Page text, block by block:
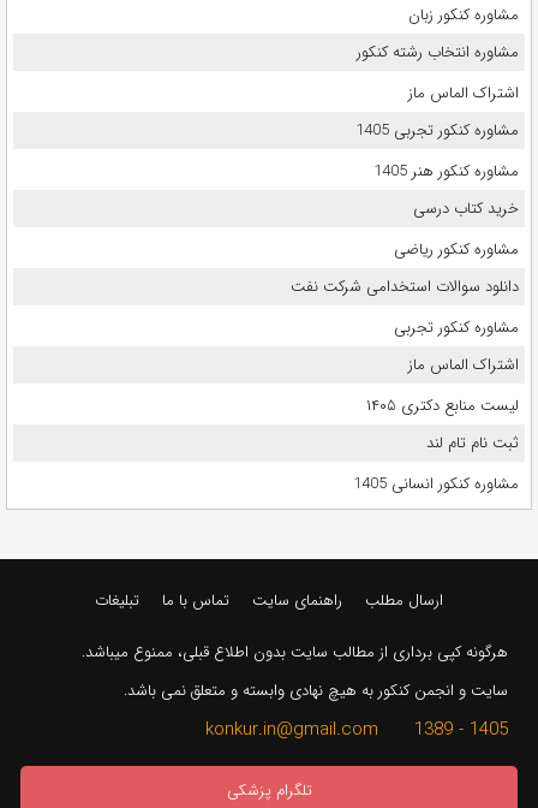
مشاوره کنکور زبان
مشاوره انتخاب رشته کنکور
اشتراک الماس ماز
مشاوره کنکور تجربی 1405
مشاوره کنکور هنر 1405
خرید کتاب درسی
مشاوره کنکور ریاضی
دانلود سوالات استخدامی شرکت نفت
مشاوره کنکور تجربی
اشتراک الماس ماز
لیست منابع دکتری ۱۴۰۵
ثبت نام تام لند
مشاوره کنکور انسانی 1405
ارسال مطلب راهنمای سایت تماس با ما تبلیغات
هرگونه کپی برداری از مطالب سایت بدون اطلاع قبلی، ممنوع میباشد.
سایت و انجمن کنکور به هیچ نهادی وابسته و متعلق نمی باشد.
1405 - 1389 konkur.in@gmail.com
تلگرام پزشکی